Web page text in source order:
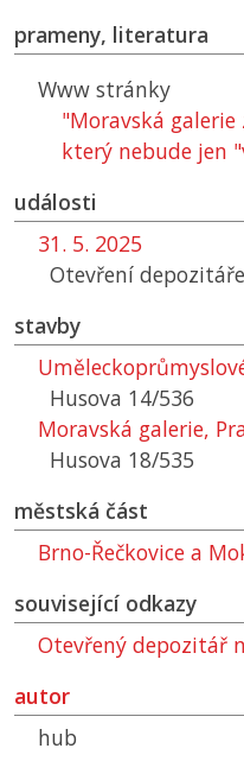
prameny, literatura
Www stránky
"Moravská
který nebude jen
události
31. 5. 2025
Otevření
stavby
Husova 14/536
Moravská galerie,
Husova 18/535
městská část
Brno-Řečkovice a
související odkazy
Otevřený depozitář
autor
hub